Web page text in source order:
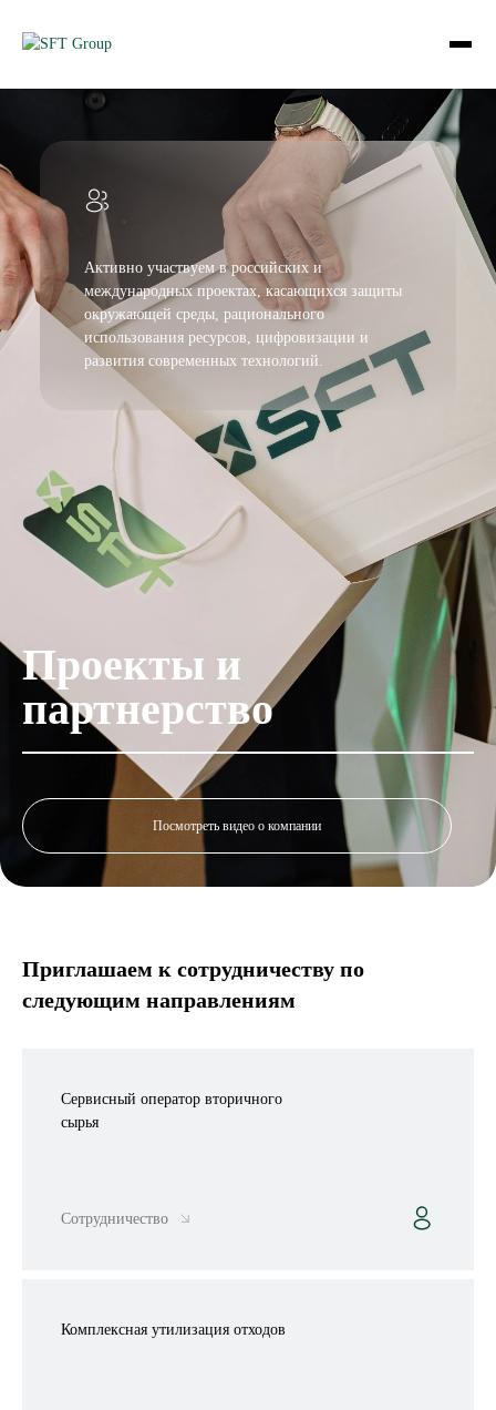
Активно участвуем в российских и
международных проектах, касающихся защиты
окружающей среды, рационального
использования ресурсов, цифровизации и
развития современных технологий.
Проекты и
партнерство
Посмотреть видео о компании
Приглашаем к сотрудничеству по
следующим направлениям
Сервисный оператор вторичного
сырья
Сотрудничество
Комплексная утилизация отходов